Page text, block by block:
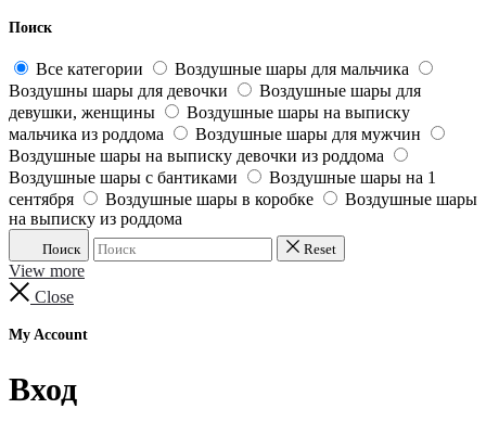
Поиск
Все категории
Воздушные шары для мальчика
Воздушны шары для девочки
Воздушные шары для
девушки, женщины
Воздушные шары на выписку
мальчика из роддома
Воздушные шары для мужчин
Воздушные шары на выписку девочки из роддома
Воздушные шары с бантиками
Воздушные шары на 1
сентября
Воздушные шары в коробке
Воздушные шары
на выписку из роддома
Поиск Reset
View more
Close
My Account
Вход